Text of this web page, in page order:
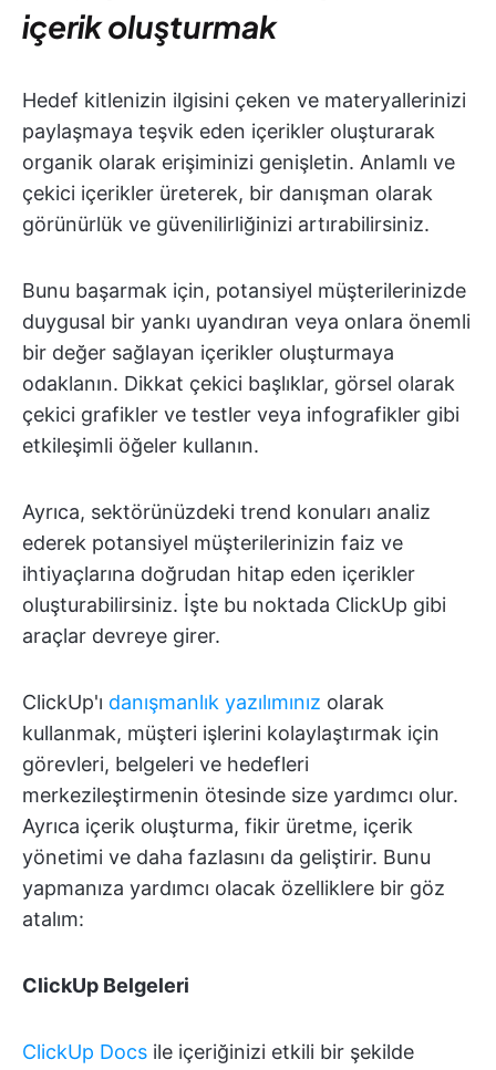
içerik oluşturmak
Hedef kitlenizin ilgisini çeken ve materyallerinizi
paylaşmaya teşvik eden içerikler oluşturarak
organik olarak erişiminizi genişletin. Anlamlı ve
çekici içerikler üreterek, bir danışman olarak
görünürlük ve güvenilirliğinizi artırabilirsiniz.
Bunu başarmak için, potansiyel müşterilerinizde
duygusal bir yankı uyandıran veya onlara önemli
bir değer sağlayan içerikler oluşturmaya
odaklanın. Dikkat çekici başlıklar, görsel olarak
çekici grafikler ve testler veya infografikler gibi
etkileşimli öğeler kullanın.
Ayrıca, sektörünüzdeki trend konuları analiz
ederek potansiyel müşterilerinizin faiz ve
ihtiyaçlarına doğrudan hitap eden içerikler
oluşturabilirsiniz. İşte bu noktada ClickUp gibi
araçlar devreye girer.
ClickUp'ı danışmanlık yazılımınız olarak
kullanmak, müşteri işlerini kolaylaştırmak için
görevleri, belgeleri ve hedefleri
merkezileştirmenin ötesinde size yardımcı olur.
Ayrıca içerik oluşturma, fikir üretme, içerik
yönetimi ve daha fazlasını da geliştirir. Bunu
yapmanıza yardımcı olacak özelliklere bir göz
atalım:
ClickUp Belgeleri
ClickUp Docs ile içeriğinizi etkili bir şekilde